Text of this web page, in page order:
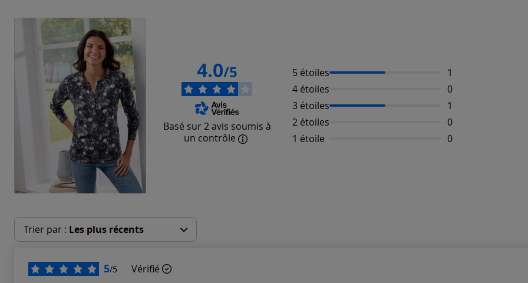
4.0/5
Basé sur 2 avis soumis à
un contrôle
5 étoiles Nombre d'avis :
1
4 étoiles
Aucun avis
0
3 étoiles
Nombre d'avis :
1
2 étoiles
Aucun avis
0
1 étoile
Aucun avis
0
Trier par : Les plus récents
5/5 Vérifié